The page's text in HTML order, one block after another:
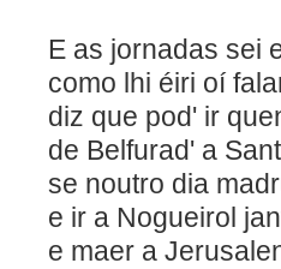
E as jornadas sei
como lhi éiri oí
diz que
de Belfurad' a
se noutro dia
e ir a Nogueirol
e maer a